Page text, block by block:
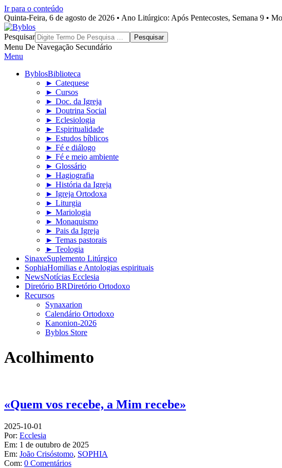
Ir para o conteúdo
Quinta-Feira, 6 de agosto de 2026 • Ano Litúrgico: Após Pentecostes, Semana 9 •
Byblos
Pesquisar
Menu De Navegação Secundário
Menu
ByblosBiblioteca
► Catequese
► Cursos
► Doc. da Igreja
► Doutrina Social
► Eclesiologia
► Espiritualidade
► Estudos bíblicos
► Fé e diálogo
► Fé e meio ambiente
► Glossário
► Hagiografia
► História da Igreja
► Igreja Ortodoxa
► Liturgia
► Mariologia
► Monaquismo
► Pais da Igreja
► Temas pastorais
► Teologia
SinaxeSuplemento Litúrgico
SophiaHomilias e Antologias espirituais
NewsNotícias Ecclesia
Diretório BRDiretório Ortodoxo
Recursos
Synaxarion
Calendário Ortodoxo
Kanonion-2026
Byblos Store
Acolhimento
«Quem vos recebe, a Mim recebe»
2025-10-01
Por: Ecclesia
Em: 1 de outubro de 2025
Em: João Crisóstomo, SOPHIA
Com: 0 Comentários